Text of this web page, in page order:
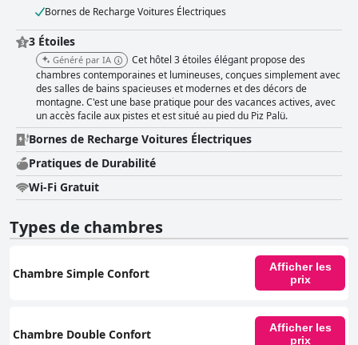
Bornes de Recharge Voitures Électriques
3 Étoiles
Généré par IA
Cet hôtel 3 étoiles élégant propose des
chambres contemporaines et lumineuses, conçues simplement avec
des salles de bains spacieuses et modernes et des décors de
montagne. C'est une base pratique pour des vacances actives, avec
un accès facile aux pistes et est situé au pied du Piz Palü.
Bornes de Recharge Voitures Électriques
Pratiques de Durabilité
Wi-Fi Gratuit
Types de chambres
Chambre Simple Confort
Afficher les
prix
Chambre Double Confort
Afficher les
prix